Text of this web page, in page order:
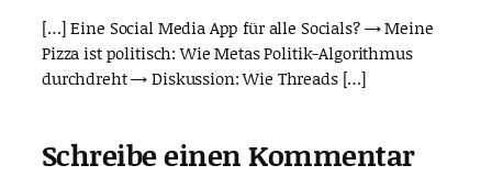
[…] Eine Social Media App für alle Socials? → Meine
Pizza ist politisch: Wie Metas Politik-Algorithmus
durchdreht → Diskussion: Wie Threads […]
Schreibe einen Kommentar